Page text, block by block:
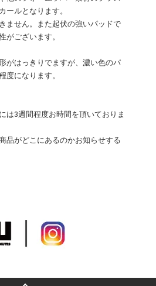
ールとなります。
ません。また起伏の強いパッドで
がございます。
がはっきりでますが、濃い色のパ
度になります。
は3週間程度お時間を頂いておりま
品がどこにあるのかお知らせする